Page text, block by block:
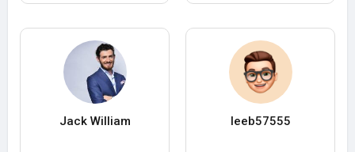
Jack William leeb57555